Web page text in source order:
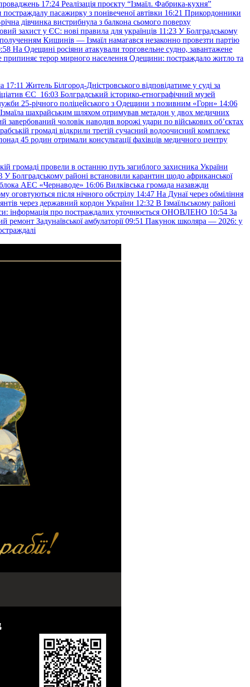
17:24 Реалізація проєкту “Ізмаїл. Фабрика-кухня”
пасажирку з понівеченої автівки 16:21 Прикордонники
дівчинка вистрибнула з балкона сьомого поверху
захист у ЄС: нові правила для українців 11:23 У Болградському
Кишинів — Ізмаїл намагався незаконно провезти партію
На Одещині росіяни атакували торговельне судно, завантажене
припиняє терор мирного населення Одещини: постраждало житло та
17:11 Житель Білгород-Дністровського відповідатиме у суді за
ЄС 16:03 Болградський історико-етнографічний музей
25-річного поліцейського з Одещини з позивним «Горн» 14:06
шахрайським шляхом отримував метадон у двох медичних
завербований чоловік наводив ворожі удари по військових обʼєктах
громаді відкрили третій сучасний водоочисний комплекс
45 родин отримали консультації фахівців медичного центру
громаді провели в останню путь загиблого захисника України
У Болградському районі встановили карантин щодо африканської
АЕС «Чернаводе» 16:06 Вилківська громада назавжди
оговтуються після нічного обстрілу 14:47 На Дунаї через обміління
через державний кордон України 12:32 В Ізмаїльському районі
інформація про постраждалих уточнюється ОНОВЛЕНО 10:54 За
Задунаївської амбулаторії 09:51 Пакунок школяра — 2026: у